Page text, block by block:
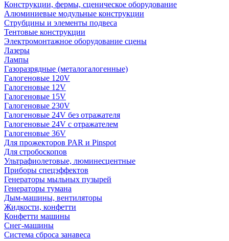
Конструкции, фермы, сценическое оборудование
Алюминиевые модульные конструкции
Струбцины и элементы подвеса
Тентовые конструкции
Электромонтажное оборудование сцены
Лазеры
Лампы
Газоразрядные (металогалогенные)
Галогеновые 120V
Галогеновые 12V
Галогеновые 15V
Галогеновые 230V
Галогеновые 24V без отражателя
Галогеновые 24V с отражателем
Галогеновые 36V
Для прожекторов PAR и Pinspot
Для стробоскопов
Ультрафиолетовые, люминесцентные
Приборы спецэффектов
Генераторы мыльных пузырей
Генераторы тумана
Дым-машины, вентиляторы
Жидкости, конфетти
Конфетти машины
Снег-машины
Система сброса занавеса